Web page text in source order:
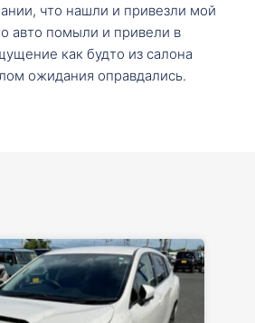
что нашли и привезли мой
авто помыли и привели в
как будто из салона
ожидания оправдались.